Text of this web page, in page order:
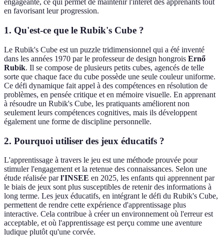
engageante, ce qui permet de maintenir l'intérêt des apprenants tout
en favorisant leur progression.
1. Qu'est-ce que le Rubik's Cube ?
Le Rubik's Cube est un puzzle tridimensionnel qui a été inventé
dans les années 1970 par le professeur de design hongrois Ernő
Rubik. Il se compose de plusieurs petits cubes, agencés de telle
sorte que chaque face du cube possède une seule couleur uniforme.
Ce défi dynamique fait appel à des compétences en résolution de
problèmes, en pensée critique et en mémoire visuelle. En apprenant
à résoudre un Rubik's Cube, les pratiquants améliorent non
seulement leurs compétences cognitives, mais ils développent
également une forme de discipline personnelle.
2. Pourquoi utiliser des jeux éducatifs ?
L'apprentissage à travers le jeu est une méthode prouvée pour
stimuler l'engagement et la retenue des connaissances. Selon une
étude réalisée parl'INSEE en 2025, les enfants qui apprennent par
le biais de jeux sont plus susceptibles de retenir des informations à
long terme. Les jeux éducatifs, en intégrant le défi du Rubik's Cube,
permettent de rendre cette expérience d'apprentissage plus
interactive. Cela contribue à créer un environnement où l'erreur est
acceptable, et où l'apprentissage est perçu comme une aventure
ludique plutôt qu'une corvée.